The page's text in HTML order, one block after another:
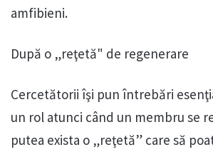
amfibieni.
După o „reţetă" de regenerare
Cercetătorii îşi pun întrebări
un rol atunci când un membru se
putea exista o „reţetă” care să